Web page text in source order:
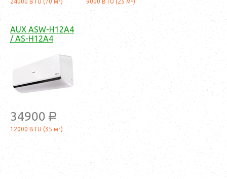
AUX ASW-H12A4
/ AS-H12A4
34900 a
12000 BTU (35 м²)